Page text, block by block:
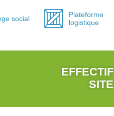
social
Plateforme
logistique
EFFECTIF
SITE